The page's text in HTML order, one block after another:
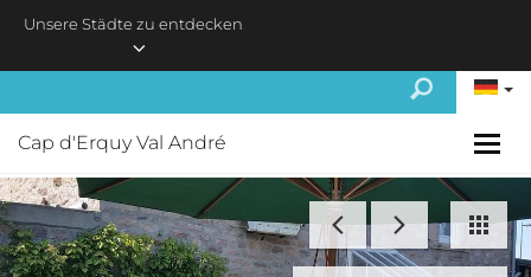
Unsere Städte zu entdecken
Cap d'Erquy Val André